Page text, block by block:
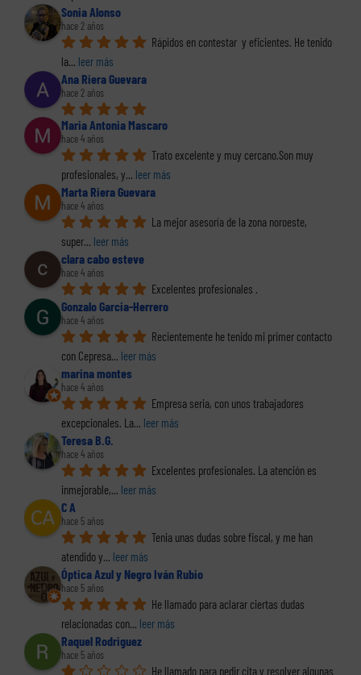
Sonia Alonso
hace 2 años
Rápidos en contestar  y eficientes. He tenido
la... leer más
Ana Riera Guevara
hace 2 años
Maria Antonia Mascaro
hace 4 años
Trato excelente y muy cercano.Son muy
profesionales, y... leer más
Marta Riera Guevara
hace 4 años
La mejor asesoría de la zona noroeste,
super... leer más
clara cabo esteve
hace 4 años
Excelentes profesionales .
Gonzalo Garcia-Herrero
hace 4 años
Recientemente he tenido mi primer contacto
con Cepresa... leer más
marina montes
hace 4 años
Empresa seria, con unos trabajadores
excepcionales. La... leer más
Teresa B.G.
hace 4 años
Excelentes profesionales. La atención es
inmejorable,... leer más
C A
hace 5 años
Tenia unas dudas sobre fiscal, y me han
atendido y... leer más
Óptica Azul y Negro Iván Rubio
hace 5 años
He llamado para aclarar ciertas dudas
relacionadas con... leer más
Raquel Rodriguez
hace 5 años
He llamado para pedir cita y resolver algunas